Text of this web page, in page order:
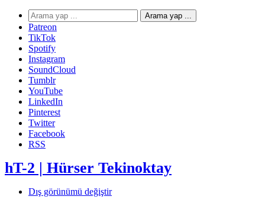
Arama yap ...
Patreon
TikTok
Spotify
Instagram
SoundCloud
Tumblr
YouTube
LinkedIn
Pinterest
Twitter
Facebook
RSS
hT-2 | Hürser Tekinoktay
Dış görünümü değiştir